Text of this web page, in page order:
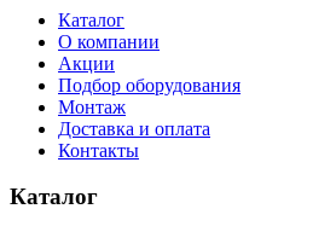
Каталог
О компании
Акции
Подбор оборудования
Монтаж
Доставка и оплата
Контакты
Каталог